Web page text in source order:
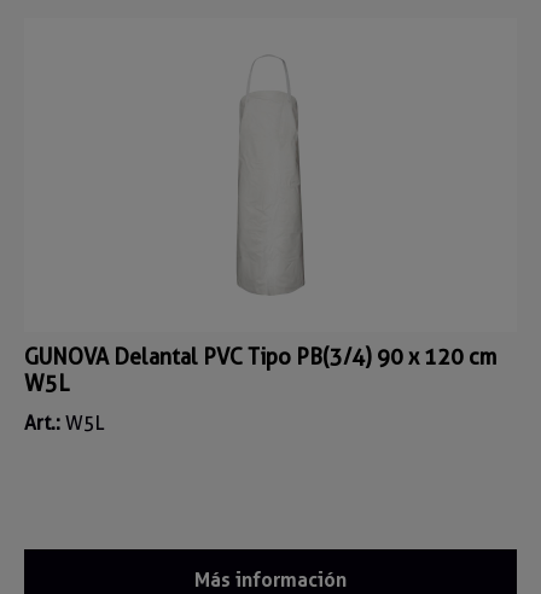
GUNOVA Delantal PVC Tipo PB(3/4) 90 x 120 cm
W5L
Art.: W5L
Más información